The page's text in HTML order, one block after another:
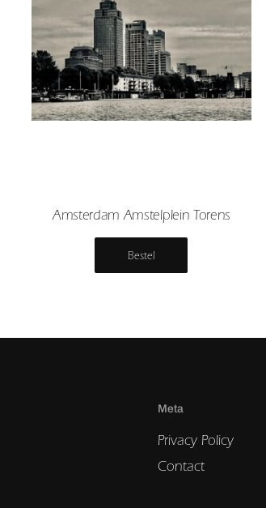
Amsterdam Amstelplein Torens
Bestel
Meta
Privacy Policy
Contact